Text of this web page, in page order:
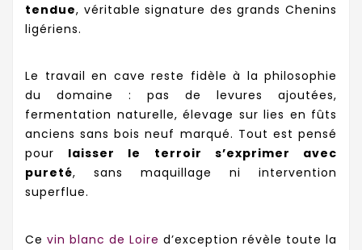
tendue, véritable signature des grands Chenins
ligériens.
Le travail en cave reste fidèle à la philosophie
du domaine : pas de levures ajoutées,
fermentation naturelle, élevage sur lies en fûts
anciens sans bois neuf marqué. Tout est pensé
pour laisser le terroir s’exprimer avec
pureté, sans maquillage ni intervention
superflue.
Ce vin blanc de Loire d’exception révèle toute la